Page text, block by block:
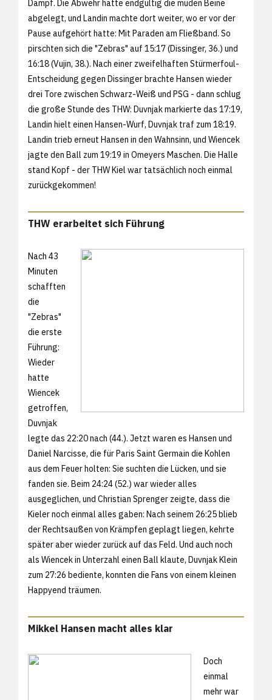
Dampf. Die Abwehr hatte endgültig die müden Beine
abgelegt, und Landin machte dort weiter, wo er vor der
Pause aufgehört hatte: Mit Paraden am Fließband. So
pirschten sich die "Zebras" auf 15:17 (Dissinger, 36.) und
16:18 (Vujin, 38.). Nach einer zweifelhaften Stürmerfoul-
Entscheidung gegen Dissinger brachte Hansen wieder
drei Tore zwischen Schwarz-Weiß und PSG - dann schlug
die große Stunde des THW: Duvnjak markierte das 17:19,
Landin hielt einen Hansen-Wurf, Duvnjak traf zum 18:19.
Landin trieb erneut Hansen in den Wahnsinn, und Wiencek
jagte den Ball zum 19:19 in Omeyers Maschen. Die Halle
stand Kopf - der THW Kiel war tatsächlich noch einmal
zurückgekommen!
THW erarbeitet sich Führung
Nach 43
Minuten
schafften
die
"Zebras"
die erste
Führung:
Wieder
hatte
Wiencek
getroffen,
Duvnjak
legte das 22:20 nach (44.). Jetzt waren es Hansen und
Daniel Narcisse, die für Paris Saint Germain die Kohlen
aus dem Feuer holten: Sie suchten die Lücken, und sie
fanden sie. Beim 24:24 (52.) war wieder alles
ausgeglichen, und Christian Sprenger zeigte, dass die
Kieler noch einmal alles gaben: Nach seinem 26:25 blieb
der Rechtsaußen von Krämpfen geplagt liegen, kehrte
später aber wieder zurück auf das Feld. Und auch noch
als Wiencek in Unterzahl einen Ball klaute, Duvnjak Klein
zum 27:26 bediente, konnten die Fans von einem kleinen
Happyend träumen.
Mikkel Hansen macht alles klar
Doch
einmal
mehr war